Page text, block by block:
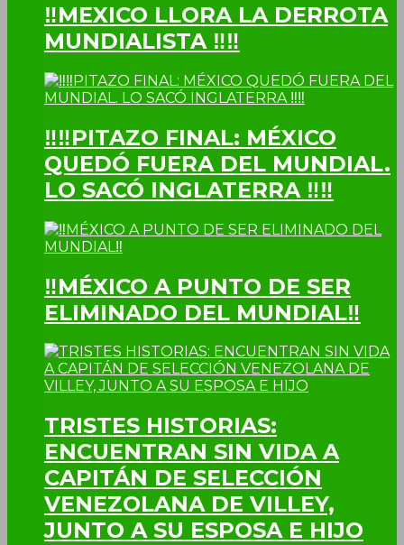
‼MEXICO LLORA LA DERROTA
MUNDIALISTA ‼‼
‼‼PITAZO FINAL: MÉXICO
QUEDÓ FUERA DEL MUNDIAL.
LO SACÓ INGLATERRA ‼‼
‼MÉXICO A PUNTO DE SER
ELIMINADO DEL MUNDIAL‼
TRISTES HISTORIAS:
ENCUENTRAN SIN VIDA A
CAPITÁN DE SELECCIÓN
VENEZOLANA DE VILLEY,
JUNTO A SU ESPOSA E HIJO